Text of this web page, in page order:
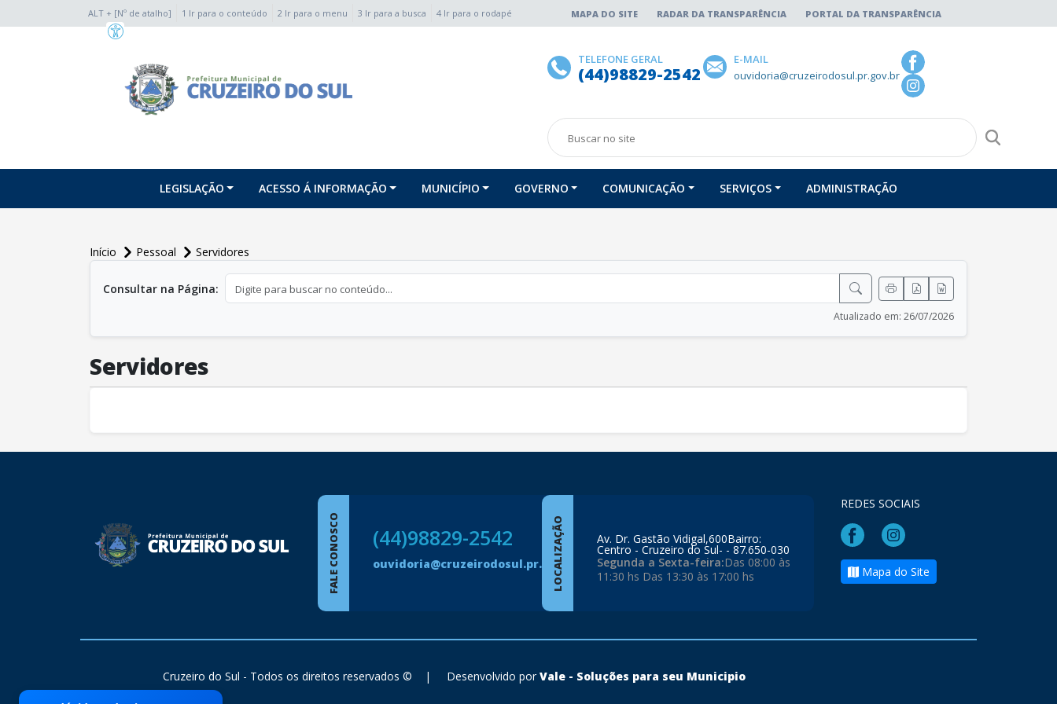
ALT + [Nº de atalho] 1 Ir para o conteúdo 2 Ir para o menu 3 Ir para a busca 4 Ir para o rodapé MAPA DO SITE RADAR DA TRANSPARÊNCIA PORTAL DA TRANSPARÊNCIA
TELEFONE GERAL
(44)98829-2542
E-MAIL
ouvidoria@cruzeirodosul.pr.gov.br
LEGISLAÇÃO ACESSO Á INFORMAÇÃO MUNICÍPIO GOVERNO COMUNICAÇÃO SERVIÇOS ADMINISTRAÇÃO
Início Pessoal
Servidores
Consultar na Página:
Atualizado em: 26/07/2026
Servidores
FALE CONOSCO (44)98829-2542
ouvidoria@cruzeirodosul.pr.gov.br
LOCALIZAÇÃO Av. Dr. Gastão Vidigal,600Bairro:
Centro - Cruzeiro do Sul- - 87.650-030
Segunda a Sexta-feira:Das 08:00 às
11:30 hs Das 13:30 às 17:00 hs
REDES SOCIAIS
Mapa do Site
Cruzeiro do Sul - Todos os direitos reservados © | Desenvolvido por Vale - Soluções para seu Municipio